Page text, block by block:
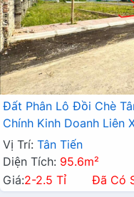
Đất Phân Lô Đồi Chè
Chính Kinh Doanh Liên
Vị Trí: Tân Tiến
Diện Tích: 95.6m²
Giá:2-2.5 Tỉ Đã Có